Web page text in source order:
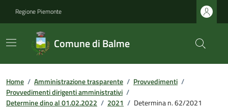
Regione Piemonte
Comune di Balme
Home / Amministrazione trasparente / Provvedimenti /
Provvedimenti dirigenti amministrativi /
Determine dino al 01.02.2022 / 2021 / Determina n. 62/2021